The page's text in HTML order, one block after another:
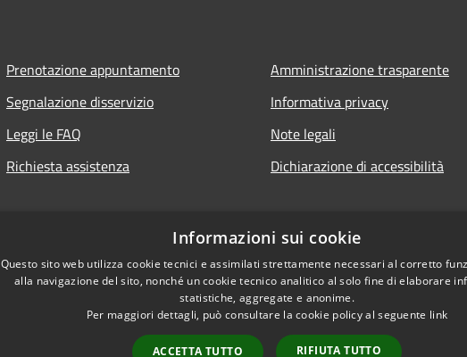
Prenotazione appuntamento
Segnalazione disservizio
Leggi le FAQ
Richiesta assistenza
Amministrazione trasparente
Informativa privacy
Note legali
Dichiarazione di accessibilità
Informazioni sui cookie
Questo sito web utilizza cookie tecnici e assimilati strettamente necessari al corretto
alla navigazione del sito, nonché un cookie tecnico analitico al solo fine di elaborare
statistiche, aggregate e anonime.
Per maggiori dettagli, può consultare la cookie policy al seguente link
ACCETTA TUTTO RIFIUTA TUTTO